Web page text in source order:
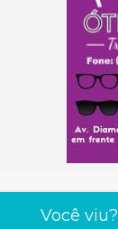
Você viu?